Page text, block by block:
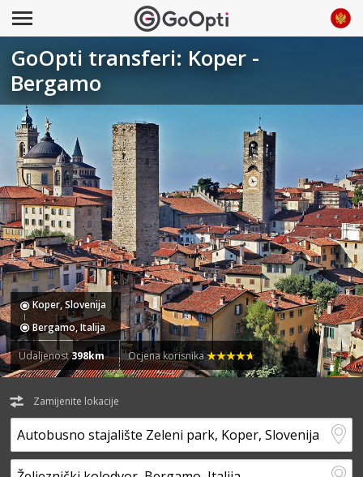
GoOpti transferi: Koper -
Bergamo
Koper, Slovenija
Bergamo, Italija
Udaljenost398km Ocjena korisnika
Zamijenite lokacije